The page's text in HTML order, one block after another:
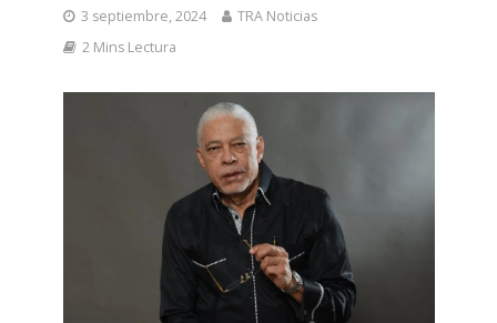
3 septiembre, 2024
TRA Noticias
2 Mins Lectura